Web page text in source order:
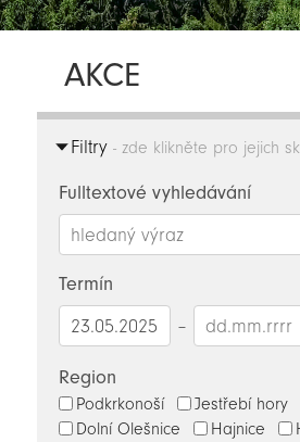
AKCE
Filtry- zde klikněte pro jejich
Fulltextové vyhledávání
Termín
–
Region
Podkrkonoší Jestřebí hory
Dolní Olešnice
Hajnice